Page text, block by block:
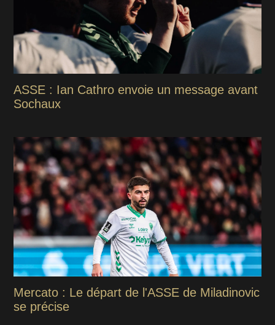
ASSE : Ian Cathro envoie un message avant
Sochaux
Mercato : Le départ de l'ASSE de Miladinovic
se précise